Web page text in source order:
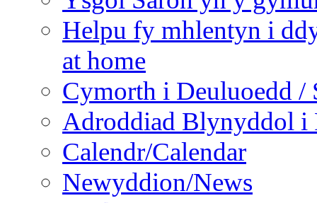
Helpu fy mhlentyn i
at home
Cymorth i Deuluoedd /
Adroddiad Blynyddol i
Calendr/Calendar
Newyddion/News